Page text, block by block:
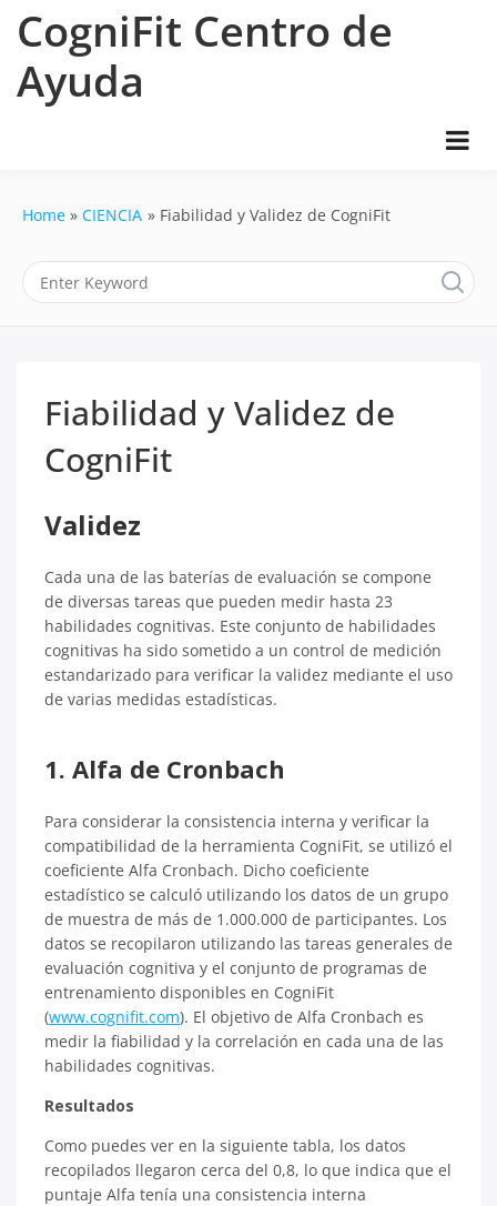
CogniFit Centro de
Ayuda
Home CIENCIA Fiabilidad y Validez de CogniFit
Fiabilidad y Validez de
CogniFit
Validez
Cada una de las baterías de evaluación se compone
de diversas tareas que pueden medir hasta 23
habilidades cognitivas. Este conjunto de habilidades
cognitivas ha sido sometido a un control de medición
estandarizado para verificar la validez mediante el uso
de varias medidas estadísticas.
1. Alfa de Cronbach
Para considerar la consistencia interna y verificar la
compatibilidad de la herramienta CogniFit, se utilizó el
coeficiente Alfa Cronbach. Dicho coeficiente
estadístico se calculó utilizando los datos de un grupo
de muestra de más de 1.000.000 de participantes. Los
datos se recopilaron utilizando las tareas generales de
evaluación cognitiva y el conjunto de programas de
entrenamiento disponibles en CogniFit
(www.cognifit.com). El objetivo de Alfa Cronbach es
medir la fiabilidad y la correlación en cada una de las
habilidades cognitivas.
Resultados
Como puedes ver en la siguiente tabla, los datos
recopilados llegaron cerca del 0,8, lo que indica que el
puntaje Alfa tenía una consistencia interna